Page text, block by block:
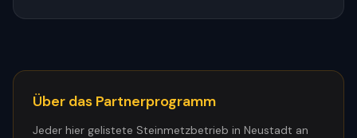
Über das Partnerprogramm
Jeder hier gelistete Steinmetzbetrieb in Neustadt an